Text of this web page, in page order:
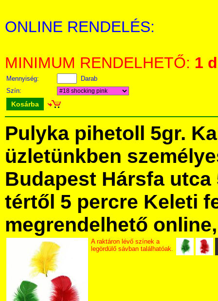
ONLINE RENDELÉS:
MINIMUM RENDELHETŐ: 1
Mennyiség:
Darab
Szín:
Kosárba
Pulyka pihetoll 5gr.
üzletünkben
Budapest Hársfa utca
tértől 5 percre Keleti
megrendelhető
A raktáron lévő színek a
legördülő sávban találhatóak.